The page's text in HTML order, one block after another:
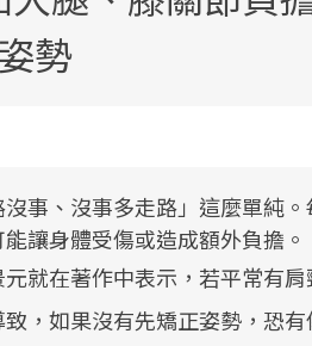
勢
事、沒事多走路」這麼單純
讓身體受傷或造成額外負擔。
就在著作中表示，若平常有
，如果沒有先矯正姿勢，恐
面對超高齡社會的浪潮
邁向「健康照護」的新時
政策如「健康台灣推動委
照3.0」的推進，「預防
2025年，就到良醫生活
健康新生活」，從講座、
全面啟動你的健康革命！
良醫健康網從「換季的
發，透過醫學觀點與日常
建立對亞健康的認知，進
改善行動。